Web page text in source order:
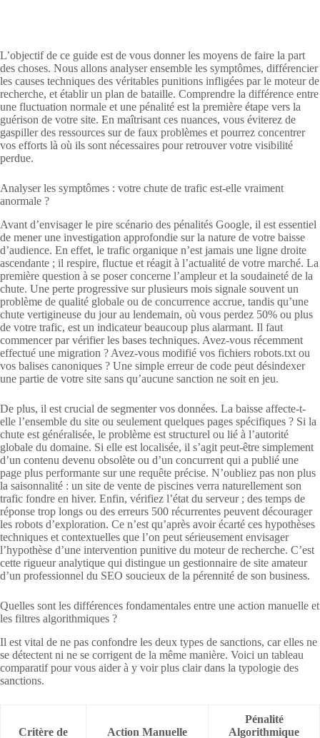
L’objectif de ce guide est de vous donner les moyens de faire la part
des choses. Nous allons analyser ensemble les symptômes, différencier
les causes techniques des véritables punitions infligées par le moteur de
recherche, et établir un plan de bataille. Comprendre la différence entre
une fluctuation normale et une pénalité est la première étape vers la
guérison de votre site. En maîtrisant ces nuances, vous éviterez de
gaspiller des ressources sur de faux problèmes et pourrez concentrer
vos efforts là où ils sont nécessaires pour retrouver votre visibilité
perdue.
Analyser les symptômes : votre chute de trafic est-elle vraiment
anormale ?
Avant d’envisager le pire scénario des pénalités Google, il est essentiel
de mener une investigation approfondie sur la nature de votre baisse
d’audience. En effet, le trafic organique n’est jamais une ligne droite
ascendante ; il respire, fluctue et réagit à l’actualité de votre marché. La
première question à se poser concerne l’ampleur et la soudaineté de la
chute. Une perte progressive sur plusieurs mois signale souvent un
problème de qualité globale ou de concurrence accrue, tandis qu’une
chute vertigineuse du jour au lendemain, où vous perdez 50% ou plus
de votre trafic, est un indicateur beaucoup plus alarmant. Il faut
commencer par vérifier les bases techniques. Avez-vous récemment
effectué une migration ? Avez-vous modifié vos fichiers robots.txt ou
vos balises canoniques ? Une simple erreur de code peut désindexer
une partie de votre site sans qu’aucune sanction ne soit en jeu.
De plus, il est crucial de segmenter vos données. La baisse affecte-t-
elle l’ensemble du site ou seulement quelques pages spécifiques ? Si la
chute est généralisée, le problème est structurel ou lié à l’autorité
globale du domaine. Si elle est localisée, il s’agit peut-être simplement
d’un contenu devenu obsolète ou d’un concurrent qui a publié une
page plus performante sur une requête précise. N’oubliez pas non plus
la saisonnalité : un site de vente de piscines verra naturellement son
trafic fondre en hiver. Enfin, vérifiez l’état du serveur ; des temps de
réponse trop longs ou des erreurs 500 récurrentes peuvent décourager
les robots d’exploration. Ce n’est qu’après avoir écarté ces hypothèses
techniques et contextuelles que l’on peut sérieusement envisager
l’hypothèse d’une intervention punitive du moteur de recherche. C’est
cette rigueur analytique qui distingue un gestionnaire de site amateur
d’un professionnel du SEO soucieux de la pérennité de son business.
Quelles sont les différences fondamentales entre une action manuelle et
les filtres algorithmiques ?
Il est vital de ne pas confondre les deux types de sanctions, car elles ne
se détectent ni ne se corrigent de la même manière. Voici un tableau
comparatif pour vous aider à y voir plus clair dans la typologie des
sanctions.
Critère de Action Manuelle
Pénalité
Algorithmique